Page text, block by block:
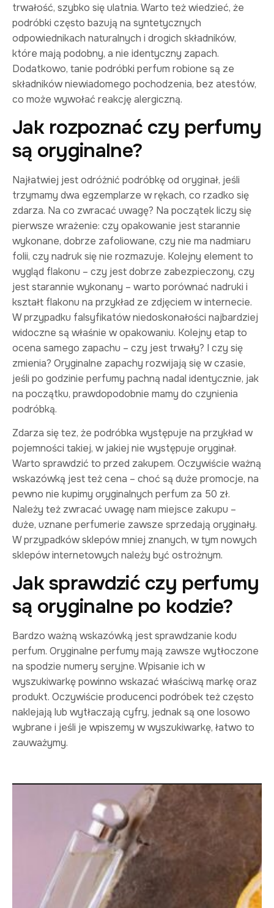
trwałość, szybko się ulatnia. Warto też wiedzieć, że
podróbki często bazują na syntetycznych
odpowiednikach naturalnych i drogich składników,
które mają podobny, a nie identyczny zapach.
Dodatkowo, tanie podróbki perfum robione są ze
składników niewiadomego pochodzenia, bez atestów,
co może wywołać reakcję alergiczną.
Jak rozpoznać czy perfumy
są oryginalne?
Najłatwiej jest odróżnić podróbkę od oryginał, jeśli
trzymamy dwa egzemplarze w rękach, co rzadko się
zdarza. Na co zwracać uwagę? Na początek liczy się
pierwsze wrażenie: czy opakowanie jest starannie
wykonane, dobrze zafoliowane, czy nie ma nadmiaru
folii, czy nadruk się nie rozmazuje. Kolejny element to
wygląd flakonu – czy jest dobrze zabezpieczony, czy
jest starannie wykonany – warto porównać nadruki i
kształt flakonu na przykład ze zdjęciem w internecie.
W przypadku falsyfikatów niedoskonałości najbardziej
widoczne są właśnie w opakowaniu. Kolejny etap to
ocena samego zapachu – czy jest trwały? I czy się
zmienia? Oryginalne zapachy rozwijają się w czasie,
jeśli po godzinie perfumy pachną nadal identycznie, jak
na początku, prawdopodobnie mamy do czynienia
podróbką.
Zdarza się tez, że podróbka występuje na przykład w
pojemności takiej, w jakiej nie występuje oryginał.
Warto sprawdzić to przed zakupem. Oczywiście ważną
wskazówką jest też cena – choć są duże promocje, na
pewno nie kupimy oryginalnych perfum za 50 zł.
Należy też zwracać uwagę nam miejsce zakupu –
duże, uznane perfumerie zawsze sprzedają oryginały.
W przypadków sklepów mniej znanych, w tym nowych
sklepów internetowych należy być ostrożnym.
Jak sprawdzić czy perfumy
są oryginalne po kodzie?
Bardzo ważną wskazówką jest sprawdzanie kodu
perfum. Oryginalne perfumy mają zawsze wytłoczone
na spodzie numery seryjne. Wpisanie ich w
wyszukiwarkę powinno wskazać właściwą markę oraz
produkt. Oczywiście producenci podróbek też często
naklejają lub wytłaczają cyfry, jednak są one losowo
wybrane i jeśli je wpiszemy w wyszukiwarkę, łatwo to
zauważymy.